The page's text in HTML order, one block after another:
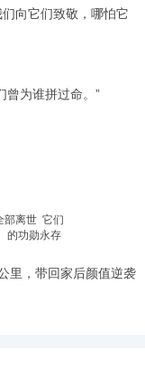
向它们致敬，哪怕它
曾为谁拼过命。”
部离世 它们
的功勋永存
里，带回家后颜值逆袭